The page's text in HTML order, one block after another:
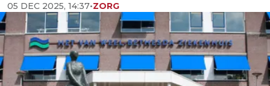
05 DEC 2025, 14:37•ZORG